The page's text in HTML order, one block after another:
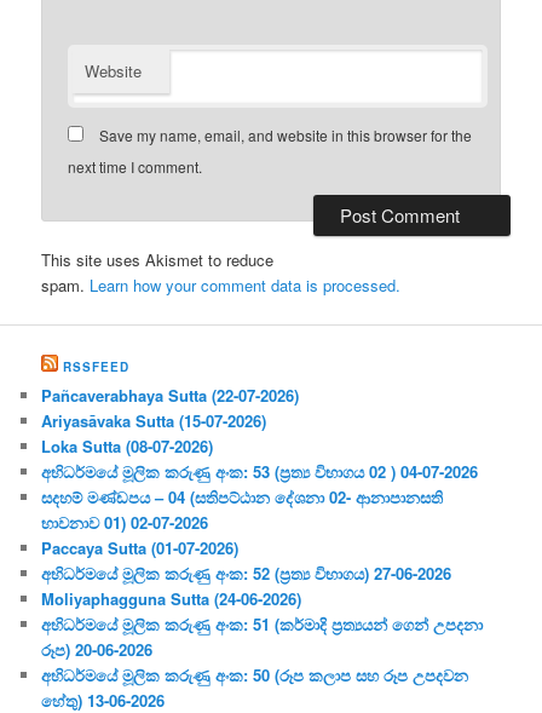
Website
Save my name, email, and website in this browser for the
next time I comment.
This site uses Akismet to reduce
spam. Learn how your comment data is processed.
RSSFEED
Pañcaverabhaya Sutta (22-07-2026)
Ariyasāvaka Sutta (15-07-2026)
Loka Sutta (08-07-2026)
අභිධර්මයේ මූලික කරුණු අංක: 53 (ප්‍ර‍ත්‍ය විභාගය 02 ) 04-07-2026
සදහම් මණ්ඩපය – 04 (සතිපට්ඨාන දේශනා 02- ආනාපානසති
භාවනාව 01) 02-07-2026
Paccaya Sutta (01-07-2026)
අභිධර්මයේ මූලික කරුණු අංක: 52 (ප්‍ර‍ත්‍ය විභාගය) 27-06-2026
Moliyaphagguna Sutta (24-06-2026)
අභිධර්මයේ මූලික කරුණු අංක: 51 (කර්මාදි ප්‍ර‍ත්‍යයන් ගෙන් උපදනා
රූප) 20-06-2026
අභිධර්මයේ මූලික කරුණු අංක: 50 (රූප කලාප සහ රූප උපදවන
හේතු) 13-06-2026